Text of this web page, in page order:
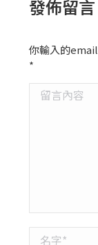
發佈留言
你輸入的
*
留言內容
名字 *